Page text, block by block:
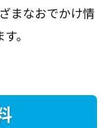
まなおでかけ情
。